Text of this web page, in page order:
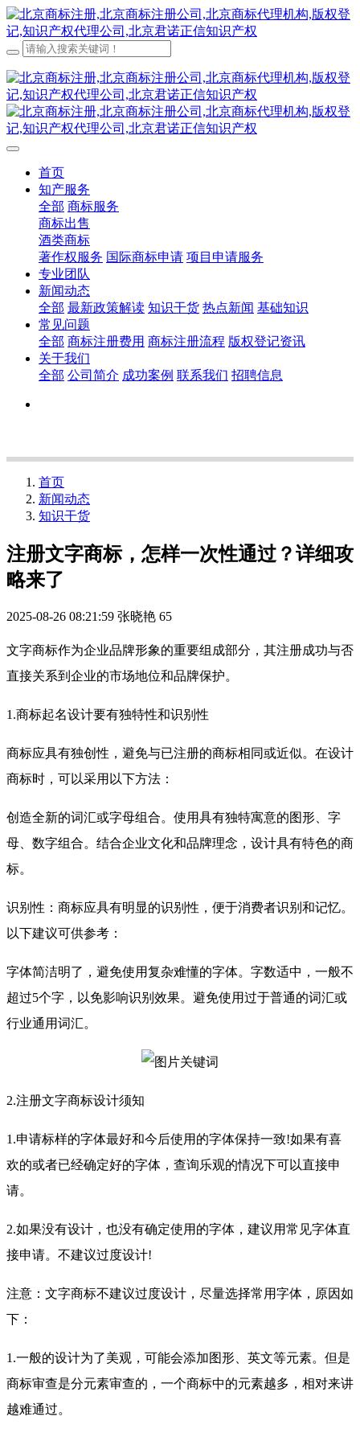
首页
知产服务
全部 商标服务
商标出售
酒类商标
著作权服务 国际商标申请 项目申请服务
专业团队
新闻动态
全部 最新政策解读 知识干货 热点新闻 基础知识
常见问题
全部 商标注册费用 商标注册流程 版权登记资讯
关于我们
全部 公司简介 成功案例 联系我们 招聘信息
首页
新闻动态
知识干货
注册文字商标，怎样一次性通过？详细攻
略来了
2025-08-26 08:21:59 张晓艳 65
文字商标作为企业品牌形象的重要组成部分，其注册成功与否
直接关系到企业的市场地位和品牌保护。
1.商标起名设计要有独特性和识别性
商标应具有独创性，避免与已注册的商标相同或近似。在设计
商标时，可以采用以下方法：
创造全新的词汇或字母组合。使用具有独特寓意的图形、字
母、数字组合。结合企业文化和品牌理念，设计具有特色的商
标。
识别性：商标应具有明显的识别性，便于消费者识别和记忆。
以下建议可供参考：
字体简洁明了，避免使用复杂难懂的字体。字数适中，一般不
超过5个字，以免影响识别效果。避免使用过于普通的词汇或
行业通用词汇。
2.注册文字商标设计须知
1.申请标样的字体最好和今后使用的字体保持一致!如果有喜
欢的或者已经确定好的字体，查询乐观的情况下可以直接申
请。
2.如果没有设计，也没有确定使用的字体，建议用常见字体直
接申请。不建议过度设计!
注意：文字商标不建议过度设计，尽量选择常用字体，原因如
下：
1.一般的设计为了美观，可能会添加图形、英文等元素。但是
商标审查是分元素审查的，一个商标中的元素越多，相对来讲
越难通过。